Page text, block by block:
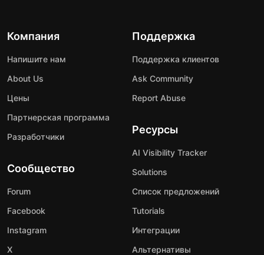
Компания
Напишите нам
About Us
Цены
Партнерская программа
Разработчики
Сообщество
Forum
Facebook
Instagram
X
Поддержка
Поддержка клиентов
Ask Community
Report Abuse
Ресурсы
AI Visibility Tracker
Solutions
Список предложений
Tutorials
Интеграции
Альтернативы